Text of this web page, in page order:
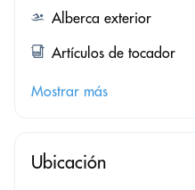
Alberca exterior
Artículos de tocador
Mostrar más
Ubicación